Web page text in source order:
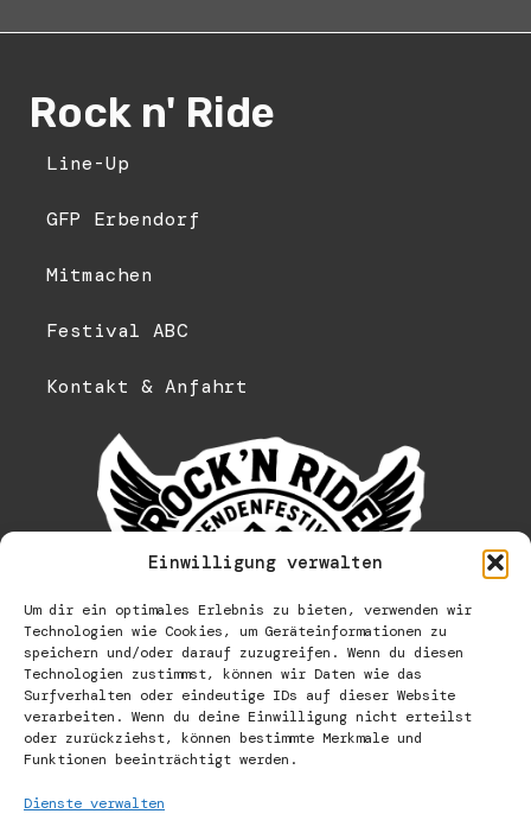
Einwilligung verwalten
Um dir ein optimales Erlebnis zu bieten, verwenden wir
Technologien wie Cookies, um Geräteinformationen zu
speichern und/oder darauf zuzugreifen. Wenn du diesen
Technologien zustimmst, können wir Daten wie das
Surfverhalten oder eindeutige IDs auf dieser Website
verarbeiten. Wenn du deine Einwilligung nicht erteilst
oder zurückziehst, können bestimmte Merkmale und
Funktionen beeinträchtigt werden.
Dienste verwalten
Rock n' Ride
Line-Up
GFP Erbendorf
Mitmachen
Festival ABC
Kontakt & Anfahrt